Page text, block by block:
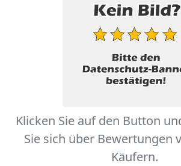
Klicken Sie auf den Button
Sie sich über Bewertungen
Käufern.